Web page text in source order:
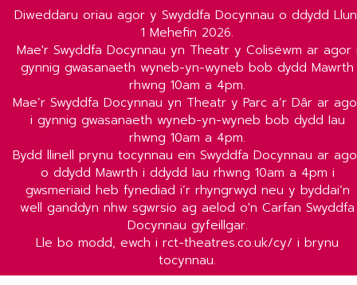
Diweddaru oriau agor y Swyddfa Docynnau o ddydd
1 Mehefin 2026.
Mae'r Swyddfa Docynnau yn Theatr y Colisëwm ar agor
gynnig gwasanaeth wyneb-yn-wyneb bob dydd Mawrth
rhwng 10am a 4pm.
Mae’r Swyddfa Docynnau yn Theatr y Parc a’r Dâr ar
i gynnig gwasanaeth wyneb-yn-wyneb bob dydd Iau
rhwng 10am a 4pm.
Bydd llinell prynu tocynnau ein Swyddfa Docynnau ar
o ddydd Mawrth i ddydd Iau rhwng 10am a 4pm i
gwsmeriaid heb fynediad i’r rhyngrwyd neu y byddai’n
well ganddyn nhw sgwrsio ag aelod o'n Carfan Swyddfa
Docynnau gyfeillgar.
Lle bo modd, ewch i rct-theatres.co.uk/cy/ i brynu
tocynnau.